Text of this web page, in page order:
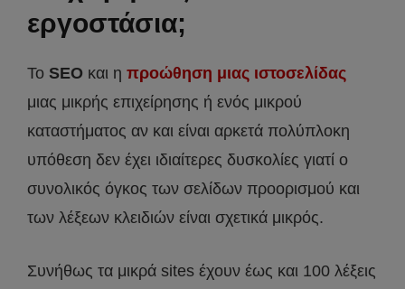
εργοστάσια;
Το SEO και η προώθηση μιας ιστοσελίδας
μιας μικρής επιχείρησης ή ενός μικρού
καταστήματος αν και είναι αρκετά πολύπλοκη
υπόθεση δεν έχει ιδιαίτερες δυσκολίες γιατί ο
συνολικός όγκος των σελίδων προορισμού και
των λέξεων κλειδιών είναι σχετικά μικρός.
Συνήθως τα μικρά sites έχουν έως και 100 λέξεις